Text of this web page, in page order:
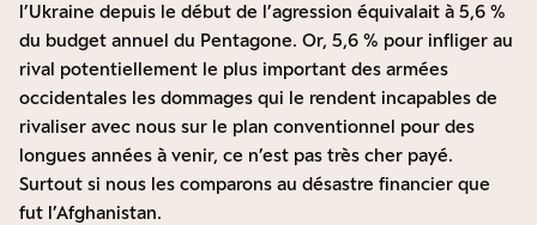
l’Ukraine depuis le début de l’agression équivalait à 5,6 %
du budget annuel du Pentagone. Or, 5,6 % pour infliger au
rival potentiellement le plus important des armées
occidentales les dommages qui le rendent incapables de
rivaliser avec nous sur le plan conventionnel pour des
longues années à venir, ce n’est pas très cher payé.
Surtout si nous les comparons au désastre financier que
fut l’Afghanistan.